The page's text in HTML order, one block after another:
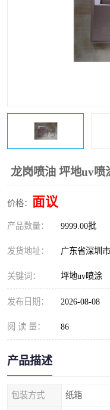
龙岗喷油 坪地uv喷
价格： 面议
产品数量： 9999.00批
发货地址： 广东省深圳市
关键词： 坪地uv喷涂
发布日期： 2026-08-08
阅 读 量： 86
产品描述
包装方式 纸箱